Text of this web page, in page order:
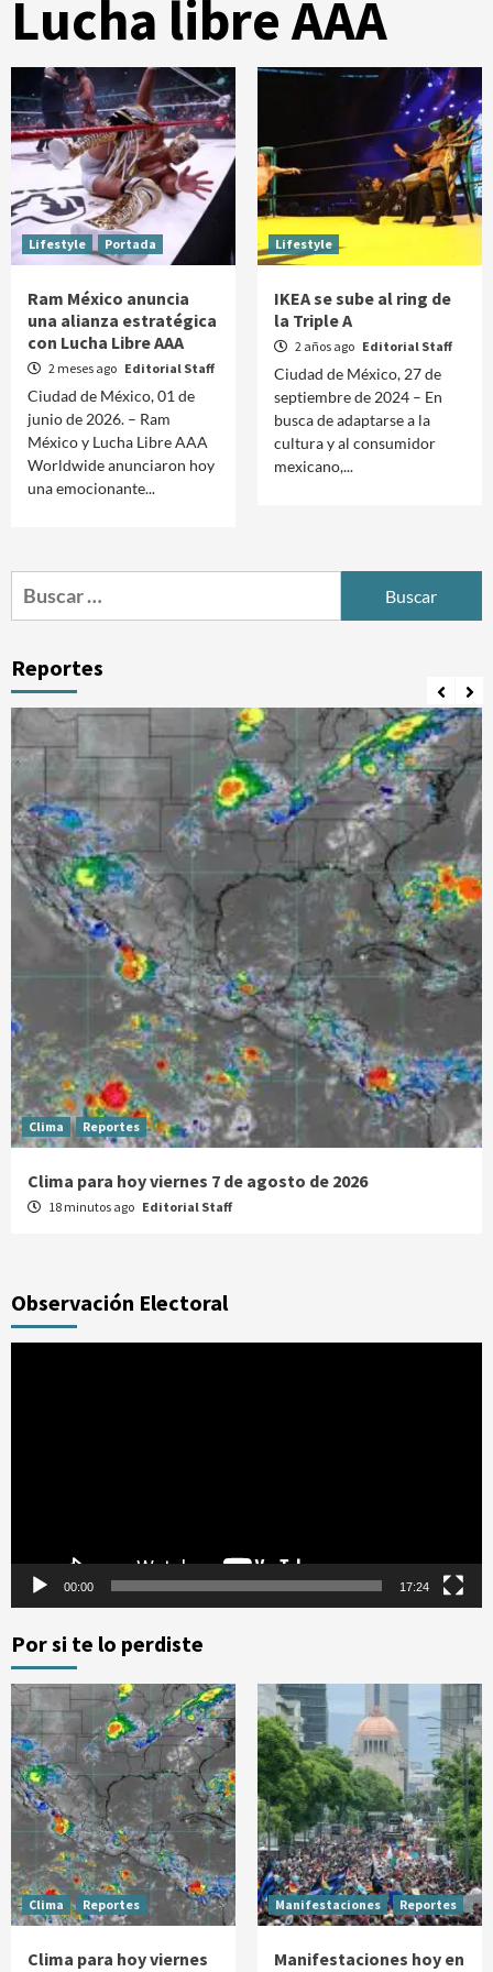
Lucha libre AAA
Lifestyle Portada
Ram México anuncia
una alianza estratégica
con Lucha Libre AAA
2 meses ago Editorial Staff
Ciudad de México, 01 de
junio de 2026. – Ram
México y Lucha Libre AAA
Worldwide anunciaron hoy
una emocionante...
Lifestyle
IKEA se sube al ring de
la Triple A
2 años ago Editorial Staff
Ciudad de México, 27 de
septiembre de 2024 – En
busca de adaptarse a la
cultura y al consumidor
mexicano,...
Buscar:
Reportes
Clima Reportes
Clima para hoy viernes 7 de agosto de 2026
18 minutos ago Editorial Staff
Observación Electoral
00:00 17:24
Por si te lo perdiste
Clima Reportes
Clima para hoy viernes
Manifestaciones Reportes
Manifestaciones hoy en